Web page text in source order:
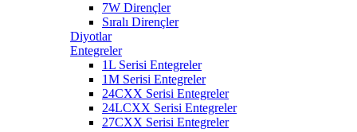
7W Dirençler
Sıralı Dirençler
Diyotlar
Entegreler
1L Serisi Entegreler
1M Serisi Entegreler
24CXX Serisi Entegreler
24LCXX Serisi Entegreler
27CXX Serisi Entegreler